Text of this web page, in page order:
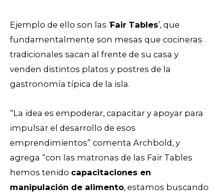
Ejemplo de ello son las ‘Fair Tables’, que
fundamentalmente son mesas que cocineras
tradicionales sacan al frente de su casa y
venden distintos platos y postres de la
gastronomía típica de la isla.
“La idea es empoderar, capacitar y apoyar para
impulsar el desarrollo de esos
emprendimientos” comenta Archbold, y
agrega “con las matronas de las Fair Tables
hemos tenido capacitaciones en
manipulación de alimento, estamos buscando